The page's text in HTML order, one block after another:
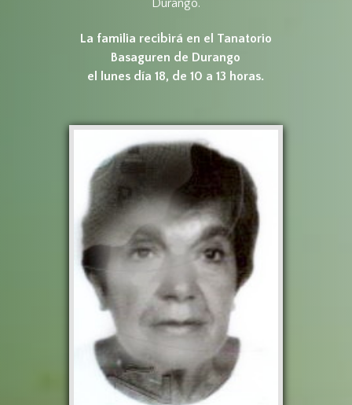
Durango.
La familia recibirá en el Tanatorio
Basaguren de Durango
el lunes día 18, de 10 a 13 horas.